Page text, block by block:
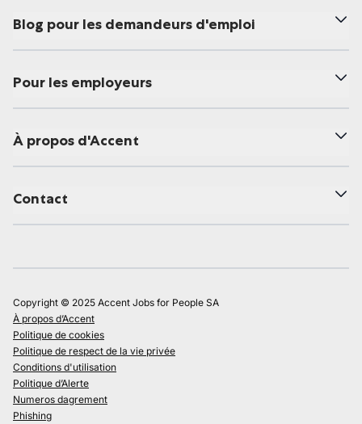
Blog pour les demandeurs d'emploi
Pour les employeurs
À propos d'Accent
Contact
Copyright © 2025 Accent Jobs for People SA
À propos d’Accent
Politique de cookies
Politique de respect de la vie privée
Conditions d'utilisation
Politique d’Alerte
Numeros dagrement
Phishing